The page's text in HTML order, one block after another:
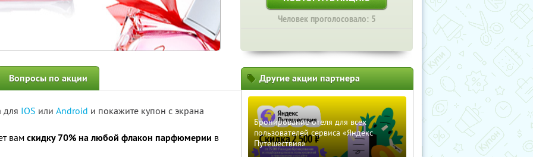
Человек проголосовало: 5
Вопросы по акции
для IOS или Android и покажите купон с экрана
вам скидку 70% на любой флакон парфюмерии в
Другие акции партнера
Бронирование отеля для всех
пользователей сервиса «Яндекс
Путешествия»